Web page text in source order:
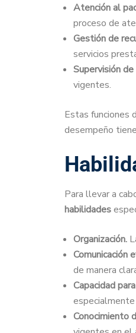
Atención al
proceso de
Gestión de
servicios
Supervisión
vigentes.
Estas funciones
desempeño
Para llevar a
habilidades
Organización.
Comunicación
de manera
Capacidad
Conocimiento